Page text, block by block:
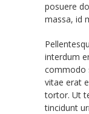
posuere
massa, id
interdum
commodo
vitae erat
tortor. Ut
tincidunt